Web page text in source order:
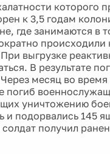
которого
к 3,5 годам
где занимаются в
происходили
выгрузке
В результате
месяц во
погиб
уничтожению
и подорвались 145
получил